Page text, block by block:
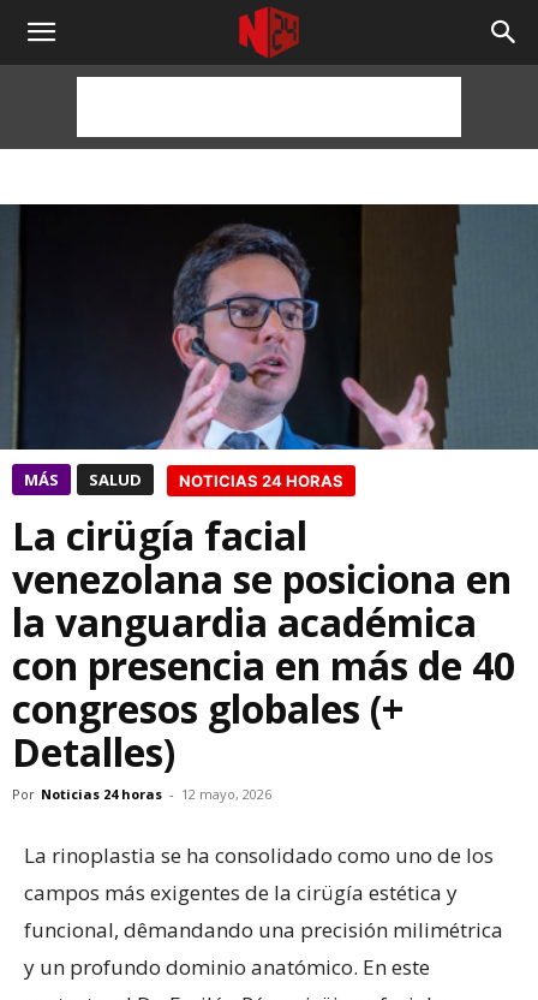
NOTICIAS
HORAS
MÁS SALUD NOTICIAS 24 HORAS
La cirügía facial
venezolana se posiciona en
la vanguardia académica
con presencia en más de 40
congresos globales (+
Detalles)
Por Noticias 24 horas - 12 mayo, 2026
La rinoplastia se ha consolidado como uno de los
campos más exigentes de la cirügía estética y
funcional, dêmandando una precisión milimétrica
y un profundo dominio anatómico. En este